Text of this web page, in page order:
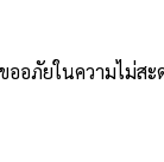
ออภัยในความไม่ส